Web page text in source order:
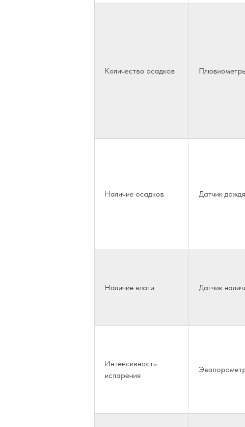
Количество осадков
Наличие осадков Датчик дождя
Наличие влаги Датчик
Интенсивность
испарения